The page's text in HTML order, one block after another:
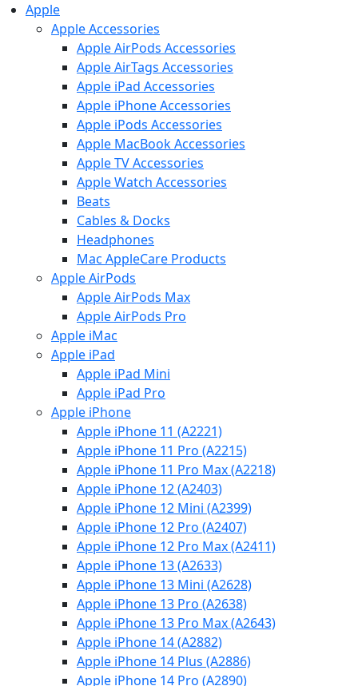
Apple
Apple Accessories
Apple AirPods Accessories
Apple AirTags Accessories
Apple iPad Accessories
Apple iPhone Accessories
Apple iPods Accessories
Apple MacBook Accessories
Apple TV Accessories
Apple Watch Accessories
Beats
Cables & Docks
Headphones
Mac AppleCare Products
Apple AirPods
Apple AirPods Max
Apple AirPods Pro
Apple iMac
Apple iPad
Apple iPad Mini
Apple iPad Pro
Apple iPhone
Apple iPhone 11 (A2221)
Apple iPhone 11 Pro (A2215)
Apple iPhone 11 Pro Max (A2218)
Apple iPhone 12 (A2403)
Apple iPhone 12 Mini (A2399)
Apple iPhone 12 Pro (A2407)
Apple iPhone 12 Pro Max (A2411)
Apple iPhone 13 (A2633)
Apple iPhone 13 Mini (A2628)
Apple iPhone 13 Pro (A2638)
Apple iPhone 13 Pro Max (A2643)
Apple iPhone 14 (A2882)
Apple iPhone 14 Plus (A2886)
Apple iPhone 14 Pro (A2890)